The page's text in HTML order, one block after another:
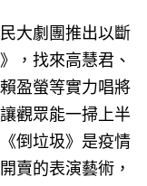
大劇團推出以斷
，找來高慧君、
盈螢等實力唱將
觀眾能一掃上半
倒垃圾》是疫情
賣的表演藝術，